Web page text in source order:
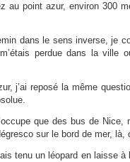
au point azur, environ 300
dans le sens inverse, je
perdue dans la ville
j’ai reposé la même
que des bus de Nice,
sur le bord de mer, là,
tenu un léopard en laisse à